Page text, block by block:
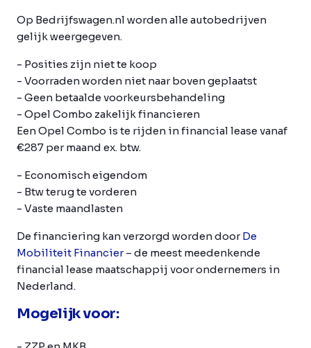
Op Bedrijfswagen.nl worden alle autobedrijven
gelijk weergegeven.
- Posities zijn niet te koop
- Voorraden worden niet naar boven geplaatst
- Geen betaalde voorkeursbehandeling
- Opel Combo zakelijk financieren
Een Opel Combo is te rijden in financial lease vanaf
€287 per maand ex. btw.
- Economisch eigendom
- Btw terug te vorderen
- Vaste maandlasten
De financiering kan verzorgd worden doorDe
Mobiliteit Financier– de meest meedenkende
financial lease maatschappij voor ondernemers in
Nederland.
Mogelijk voor: